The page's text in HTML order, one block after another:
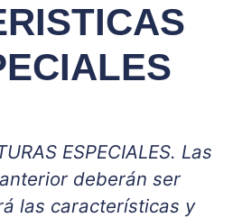
ESPECIALES. Las
deberán ser
las características y